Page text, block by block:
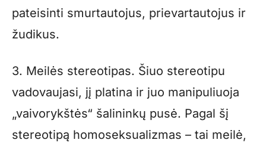
pateisinti smurtautojus, prievartautojus ir
žudikus.
3. Meilės stereotipas. Šiuo stereotipu
vadovaujasi, jį platina ir juo manipuliuoja
„vaivorykštės“ šalininkų pusė. Pagal šį
stereotipą homoseksualizmas – tai meilė,